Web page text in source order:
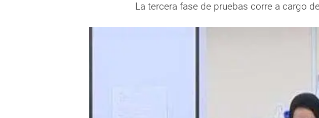
La tercera fase de pruebas corre a cargo